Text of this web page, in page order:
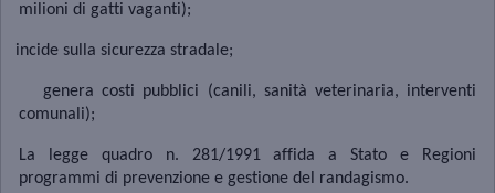
milioni di gatti vaganti);
incide sulla sicurezza stradale;
genera costi pubblici (canili, sanità veterinaria, interventi
comunali);
La legge quadro n. 281/1991 affida a Stato e Regioni
programmi di prevenzione e gestione del randagismo.